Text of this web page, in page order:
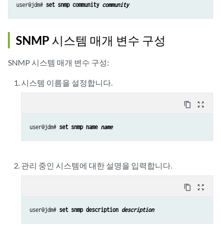
user@jdm# set snmp community community
SNMP 시스템 매개 변수 구성
SNMP 시스템 매개 변수 구성:
시스템 이름을 설정합니다.
content_copy zoom_out_map
user@jdm# set snmp name name
관리 중인 시스템에 대한 설명을 입력합니다.
content_copy zoom_out_map
user@jdm# set snmp description description